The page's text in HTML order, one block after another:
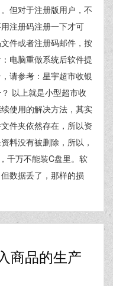
但对于注册版用户，不
注册码注册一下才可
件或者注册码邮件，按
电脑重做系统后软件提
请参考：星宇超市收银
以上就是小型超市收
使用的解决方法，其实
件夹依然存在，所以资
料没有被删除，所以，
千万不能装C盘里。软
数据丢了，那样的损
商品的生产